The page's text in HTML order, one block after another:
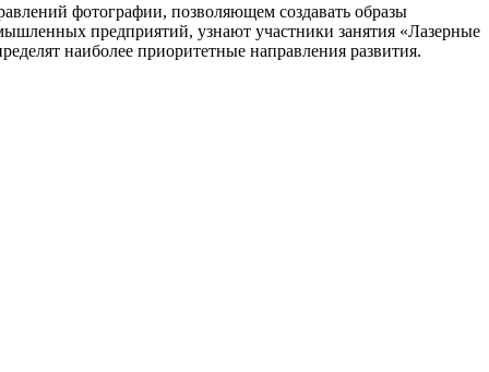
фотографии, позволяющем создавать образы
предприятий, узнают участники занятия «Лазерные
наиболее приоритетные направления развития.